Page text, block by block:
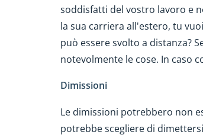
soddisfatti del vostro lavoro e
la sua carriera all'estero, tu
può essere svolto a distanza?
notevolmente le cose. In caso
Dimissioni
Le dimissioni potrebbero non
potrebbe scegliere di